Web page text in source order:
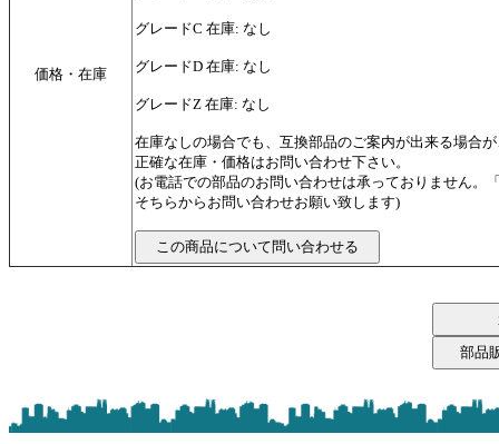
価格・在庫
グレードC 在庫: なし
グレードD 在庫: なし
グレードZ 在庫: なし
在庫なしの場合でも、互換部品のご案内が出来る場合
正確な在庫・価格はお問い合わせ下さい。
(お電話での部品のお問い合わせは承っておりません。
そちらからお問い合わせお願い致します)